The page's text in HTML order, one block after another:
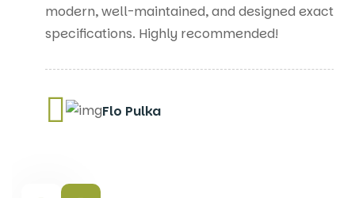
modern, well-maintained, and designed exactly
specifications. Highly recommended!
Flo Pulka